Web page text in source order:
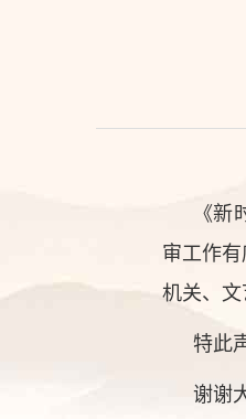
《
审工作
机关、文
特此
谢谢